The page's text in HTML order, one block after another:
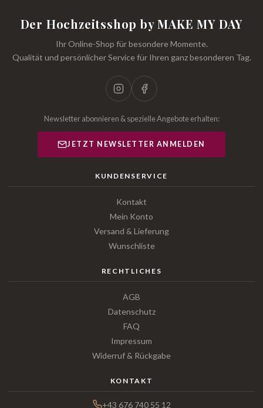
Der Hochzeitsshop by MAKE MY DAY
Ihr Online-Shop für besondere Momente.
Qualität und persönlicher Service für Ihren ganz besonderen Tag.
Newsletter abonnieren & spezielle Angebote erhalten:
JETZT NEWSLETTER ANMELDEN
KUNDENSERVICE
Kontakt
Mein Konto
Versand & Lieferung
Wunschliste
RECHTLICHES
AGB
Datenschutz
FAQ
Impressum
Widerruf & Rückgabe
KONTAKT
+43 676 740 55 12